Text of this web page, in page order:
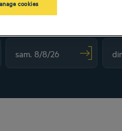
TULIP
cookies